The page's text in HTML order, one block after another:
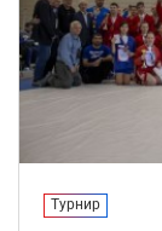
Турнир